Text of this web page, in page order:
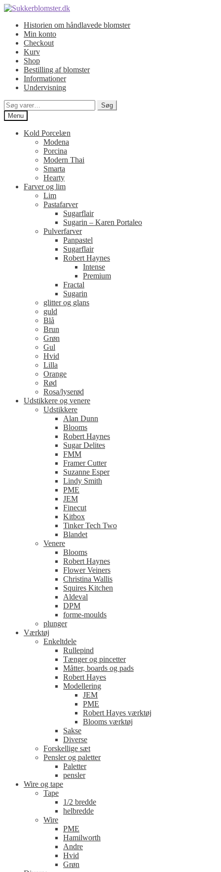
Spring
navigation
Spring
indholdHistorien om håndlavede blomster
Min konto
Checkout
Kurv
Shop
Bestilling af blomster
Informationer
Undervisning
Søg
efter:
Søg
Menu
Kold Porcelæn
Modena
Porcina
Modern Thai
Smarta
Hearty
Farver og lim
Lim
Pastafarver
Sugarflair
Sugarin – Karen Portaleo
Pulverfarver
Panpastel
Sugarflair
Robert Haynes
Intense
Premium
Fractal
Sugarin
glitter og glans
guld
Blå
Brun
Grøn
Gul
Hvid
Lilla
Orange
Rød
Rosa/lyserød
Udstikkere og venere
Udstikkere
Alan Dunn
Blooms
Robert Haynes
Sugar Delites
FMM
Framer Cutter
Suzanne Esper
Lindy Smith
PME
JEM
Finecut
Kitbox
Tinker Tech Two
Blandet
Venere
Blooms
Robert Haynes
Flower Veiners
Christina Wallis
Squires Kitchen
Aldeval
DPM
forme-moulds
plunger
Værktøj
Enkeltdele
Rullepind
Tænger og pincetter
Måtter, boards og pads
Robert Hayes
Modellering
JEM
PME
Robert Hayes værktøj
Blooms værktøj
Sakse
Diverse
Forskellige sæt
Pensler og paletter
Paletter
pensler
Wire og tape
Tape
1/2 bredde
helbredde
Wire
PME
Hamilworth
Andre
Hvid
Grøn